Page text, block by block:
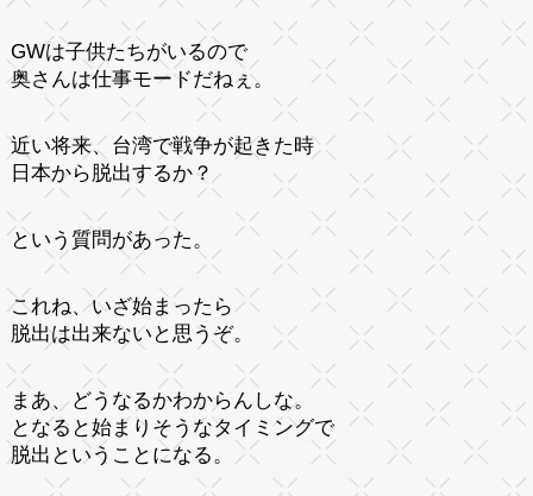
GWは子供たちがいるので
奥さんは仕事モードだねぇ。
近い将来、台湾で戦争が起きた時
日本から脱出するか？
という質問があった。
これね、いざ始まったら
脱出は出来ないと思うぞ。
まあ、どうなるかわからんしな。
となると始まりそうなタイミングで
脱出ということになる。